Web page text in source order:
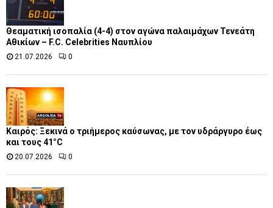
Θεαματική ισοπαλία (4-4) στον αγώνα παλαιμάχων Τενεάτη
Αθικίων – F.C. Celebrities Ναυπλίου
21.07.2026 0
Καιρός: Ξεκινά ο τριήμερος καύσωνας, με τον υδράργυρο έως
και τους 41°C
20.07.2026 0